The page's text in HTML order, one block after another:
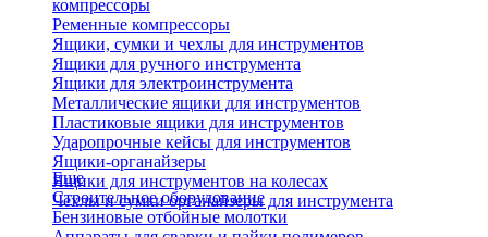
компрессоры
Ременные компрессоры
Ящики, сумки и чехлы для инструментов
Ящики для ручного инструмента
Ящики для электроинструмента
Металлические ящики для инструментов
Пластиковые ящики для инструментов
Ударопрочные кейсы для инструментов
Ящики-органайзеры
Ящики для инструментов на колесах
Чехлы и сумки органайзеры для инструмента
Еще
Строительное оборудование
Бензиновые отбойные молотки